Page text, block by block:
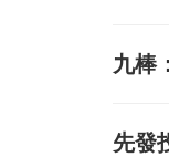
九棒
先發